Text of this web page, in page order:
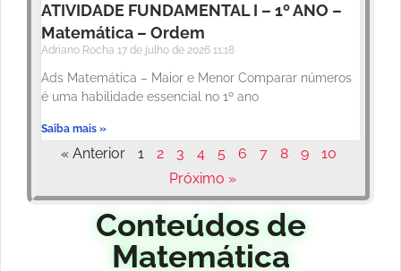
ATIVIDADE FUNDAMENTAL I – 1º ANO –
Matemática – Ordem
Adriano Rocha 17 de julho de 2026 11:18
Ads Matemática – Maior e Menor Comparar números
é uma habilidade essencial no 1º ano
Saiba mais »
« Anterior 1 2 3 4 5 6 7 8 9
10
Próximo »
Conteúdos de
Matemática